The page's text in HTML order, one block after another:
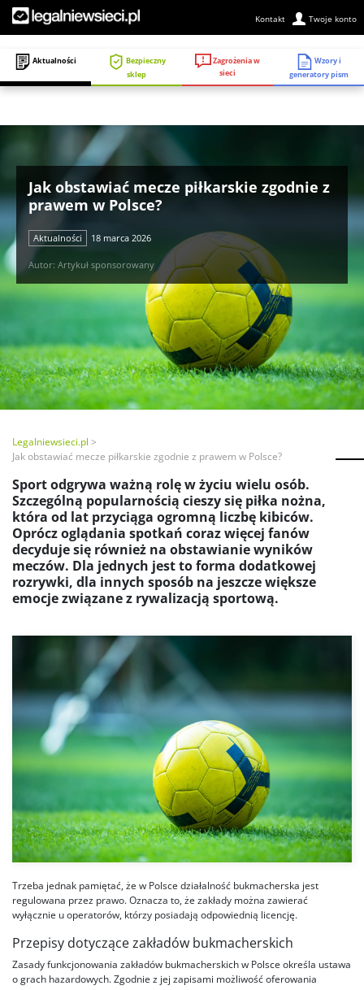
Kontakt Twoje konto
Aktualności
Bezpieczny
sklep
Zagrożenia w
sieci
Wzory i
generatory pism
Jak obstawiać mecze piłkarskie zgodnie z
prawem w Polsce?
Aktualności 18 marca 2026
Autor: Artykuł sponsorowany
Legalniewsieci.pl
Jak obstawiać mecze piłkarskie zgodnie z prawem w Polsce?
Sport odgrywa ważną rolę w życiu wielu osób.
Szczególną popularnością cieszy się piłka nożna,
która od lat przyciąga ogromną liczbę kibiców.
Oprócz oglądania spotkań coraz więcej fanów
decyduje się również na obstawianie wyników
meczów. Dla jednych jest to forma dodatkowej
rozrywki, dla innych sposób na jeszcze większe
emocje związane z rywalizacją sportową.
Trzeba jednak pamiętać, że w Polsce działalność bukmacherska jest
regulowana przez prawo. Oznacza to, że zakłady można zawierać
wyłącznie u operatorów, którzy posiadają odpowiednią licencję.
Przepisy dotyczące zakładów bukmacherskich
Zasady funkcjonowania zakładów bukmacherskich w Polsce określa ustawa
o grach hazardowych. Zgodnie z jej zapisami możliwość oferowania